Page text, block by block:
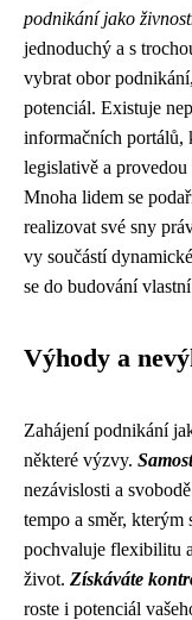
podnikání jako
jednoduchý a s
vybrat obor
potenciál. Existuje
informačních portálů,
legislativě a
Mnoha lidem se
realizovat své sny
vy součástí
se do budování
Výhody a
Zahájení podnikání
některé výzvy.
nezávislosti a
tempo a směr,
pochvaluje flexibilitu
život. Získáváte
roste i potenciál